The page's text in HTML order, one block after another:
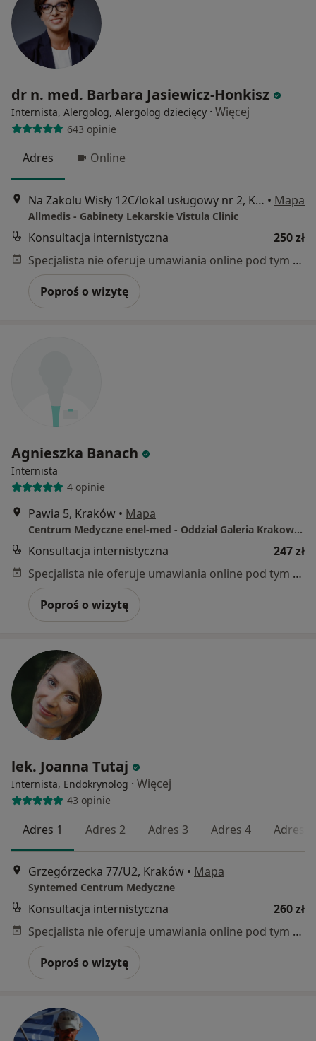
dr n. med. Barbara Jasiewicz-Honkisz
Internista, Alergolog, Alergolog dziecięcy · Więcej
643 opinie
Adres Online
Na Zakolu Wisły 12C/lokal usługowy nr 2, Kraków • Mapa
Allmedis - Gabinety Lekarskie Vistula Clinic
Konsultacja internistyczna
250 zł
Specjalista nie oferuje umawiania online pod tym adresem.
Poproś o wizytę
Agnieszka Banach
Internista
4 opinie
Pawia 5, Kraków • Mapa
Centrum Medyczne enel-med - Oddział Galeria Krakowska
Konsultacja internistyczna
247 zł
Specjalista nie oferuje umawiania online pod tym adresem.
Poproś o wizytę
lek. Joanna Tutaj
Internista, Endokrynolog · Więcej
43 opinie
Adres 1 Adres 2 Adres 3 Adres 4 Adres 5
Grzegórzecka 77/U2, Kraków • Mapa
Syntemed Centrum Medyczne
Konsultacja internistyczna
260 zł
Specjalista nie oferuje umawiania online pod tym adresem.
Poproś o wizytę